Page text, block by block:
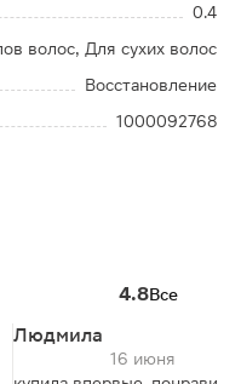
0.4
волос, Для сухих волос
Восстановление
1000092768
4.8Все
Людмила
16 июня